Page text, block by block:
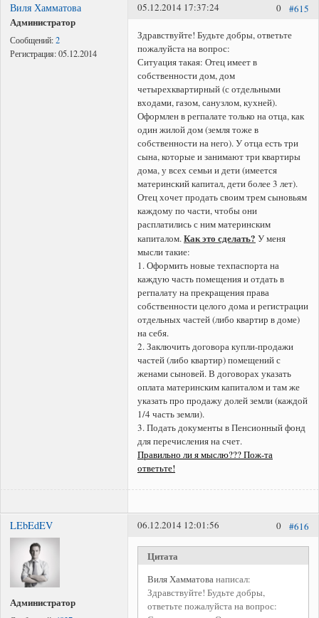
Виля Хамматова
Администратор
Сообщений:2
Регистрация:05.12.2014
#615
0
05.12.2014 17:37:24
Здравствуйте! Будьте добры, ответьте
пожалуйста на вопрос:
Ситуация такая: Отец имеет в
собственности дом, дом
четырехквартирный (с отдельными
входами, газом, санузлом, кухней).
Оформлен в регпалате только на отца, как
один жилой дом (земля тоже в
собственности на него). У отца есть три
сына, которые и занимают три квартиры
дома, у всех семьи и дети (имеется
материнский капитал, дети более 3 лет).
Отец хочет продать своим трем сыновьям
каждому по части, чтобы они
расплатились с ним материнским
капиталом. Как это сделать? У меня
мысли такие:
1. Оформить новые техпаспорта на
каждую часть помещения и отдать в
регпалату на прекращения права
собственности целого дома и регистрации
отдельных частей (либо квартир в доме)
на себя.
2. Заключить договора купли-продажи
частей (либо квартир) помещений с
женами сыновей. В договорах указать
оплата материнским капиталом и там же
указать про продажу долей земли (каждой
1/4 часть земли).
3. Подать документы в Пенсионный фонд
для перечисления на счет.
Правильно ли я мыслю??? Пож-та
ответьте!
LEbEdEV
Администратор
#616
0
06.12.2014 12:01:56
Цитата
Виля Хамматова написал:
Здравствуйте! Будьте добры,
ответьте пожалуйста на вопрос: